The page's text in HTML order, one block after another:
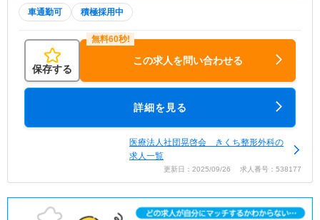
車通勤可 積極採用中
保存する
この求人を問い合わせる
詳細を見る
医療法人社団晃啓会 きくち整形外科の
求人一覧
更新日：2025/09/26 求人番号：538177